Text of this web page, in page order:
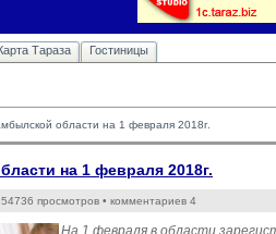
Тараза Гостиницы
области на 1 февраля 2018г.
на 1 февраля 2018г.
просмотров • комментариев 4
На 1 февраля в области